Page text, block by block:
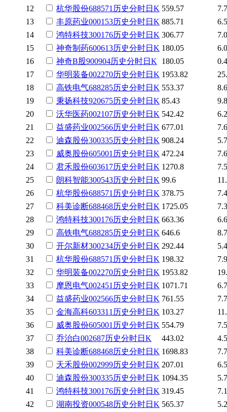
12
杭华股份688571 历史分时日K 559.57
13
丰原药业000153历史分时日K 885.71
14
鸿特科技300176历史分时日K 306.77
15
神奇制药600613历史分时日K 180.05
16
神奇B股900904历史分时日K 180.05
17
华明装备002270历史分时日K 1953.82
18
高铁电气688285历史分时日K 553.37
19
秉扬科技920675历史分时日K 85.43
20
沃华医药002107历史分时日K 542.42
21
益盛药业002566历史分时日K 677.01
22
迪森股份300335历史分时日K 908.24
23
威奥股份605001 历史分时日K 472.24
24
君禾股份603617历史分时日K 1270.8
25
朗科智能300543历史分时日K 99.6
26
杭华股份688571 历史分时日K 378.75
27
科美诊断688468历史分时日K 1725.05
28
鸿特科技300176历史分时日K 663.36
29
高铁电气688285历史分时日K 646.6
30
开尔新材300234历史分时日K 292.44
31
杭华股份688571 历史分时日K 198.32
32
华明装备002270历史分时日K 1953.82
33
摩恩电气002451 历史分时日K 1071.71
34
益盛药业002566历史分时日K 761.55
35
金海高科603311 历史分时日K 103.27
36
威奥股份605001 历史分时日K 554.79
37
乔治白002687历史分时日K 443.02
38
科美诊断688468历史分时日K 1698.83
39
天禾股份002999历史分时日K 207.01
40
迪森股份300335历史分时日K 1094.35
41
鸿特科技300176历史分时日K 319.45
42
湖南投资000548历史分时日K 565.37